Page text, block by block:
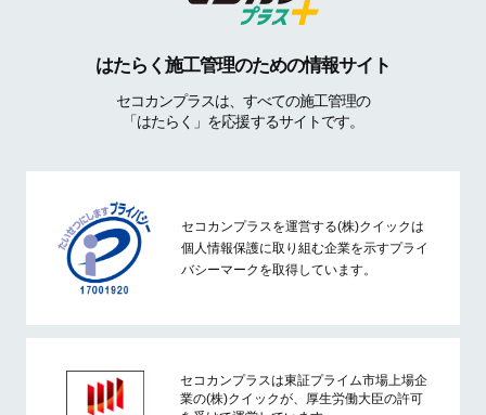
はたらく施工管理のための情報サイト
セコカンプラスは、すべての施工管理の
「はたらく」を応援するサイトです。
セコカンプラスを運営する(株)クイックは
個人情報保護に取り組む企業を示すプライ
バシーマークを取得しています。
セコカンプラスは東証プライム市場上場企
業の(株)クイックが、厚生労働大臣の許可